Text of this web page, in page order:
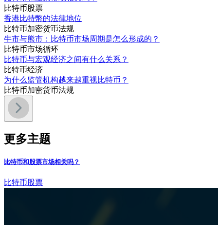
比特币股票
香港比特幣的法律地位
比特币加密货币法规
牛市与熊市：比特币市场周期是怎么形成的？
比特币市场循环
比特币与宏观经济之间有什么关系？
比特币经济
为什么监管机构越来越重视比特币？
比特币加密货币法规
更多主题
比特币和股票市场相关吗？
比特币股票